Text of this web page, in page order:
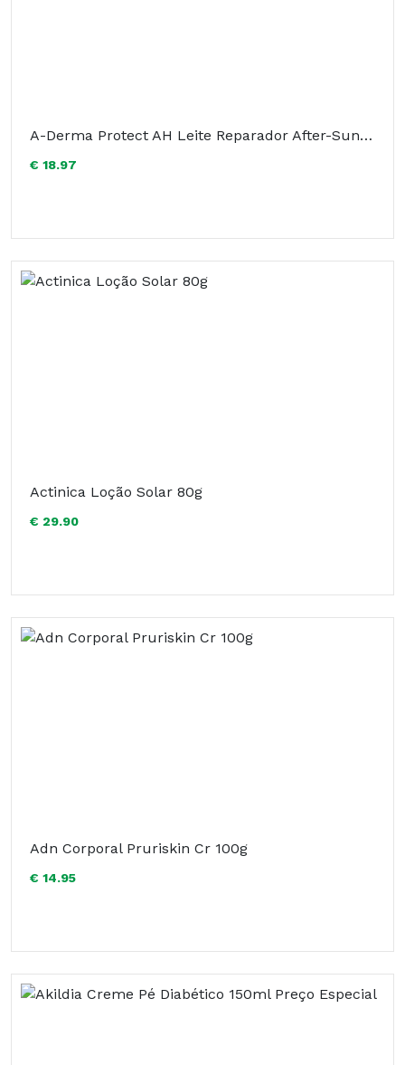
A-Derma Protect AH Leite Reparador After-Sun 250ml
€ 18.97
Actinica Loção Solar 80g
€ 29.90
Adn Corporal Pruriskin Cr 100g
€ 14.95